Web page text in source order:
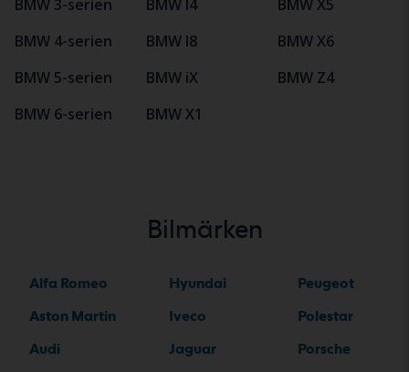
BMW 3-serien
BMW 4-serien
BMW 5-serien
BMW 6-serien
BMW I4
BMW I8
BMW iX
BMW X1
BMW X5
BMW X6
BMW Z4
Bilmärken
Alfa Romeo
Aston Martin
Audi
Hyundai
Iveco
Jaguar
Peugeot
Polestar
Porsche